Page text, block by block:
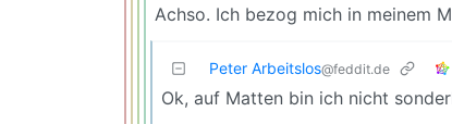
Achso. Ich bezog mich in meinem
Peter Arbeitslos@feddit.de
Ok, auf Matten bin ich nicht